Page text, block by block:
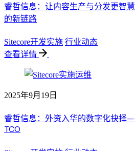
睿哲信息：让内容生产与分发更智
的新链路
Sitecore开发实施 行业动态
查看详情
2025年9月19日
睿哲信息：外资入华的数字化抉择
TCO